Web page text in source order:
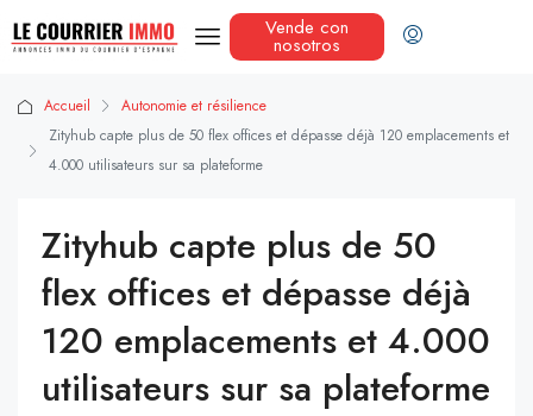
Vende con
nosotros
Accueil
Autonomie et résilience
Zityhub capte plus de 50 flex offices et dépasse déjà 120 emplacements et
4.000 utilisateurs sur sa plateforme
Zityhub capte plus de 50
flex offices et dépasse déjà
120 emplacements et 4.000
utilisateurs sur sa plateforme